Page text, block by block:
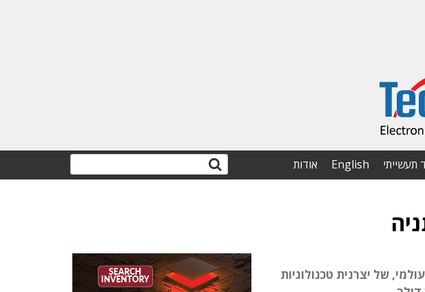
תעשייתי English אודות
של יצרנית טכנולוגיות